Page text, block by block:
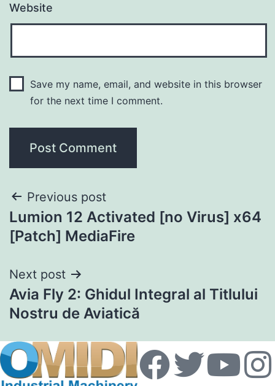
Website
Save my name, email, and website in this browser
for the next time I comment.
Previous post
Lumion 12 Activated [no Virus] x64
[Patch] MediaFire
Next post
Avia Fly 2: Ghidul Integral al Titlului
Nostru de Aviatică